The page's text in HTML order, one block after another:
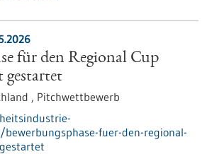
für den Regional Cup
gestartet
, Pitchwettbewerb
fuer-den-regional-